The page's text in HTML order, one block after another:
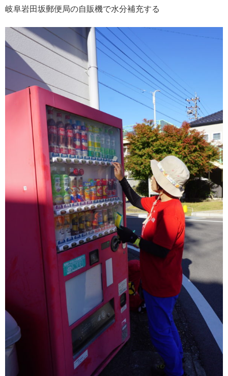
岐阜岩田坂郵便局の自販機で水分補充する